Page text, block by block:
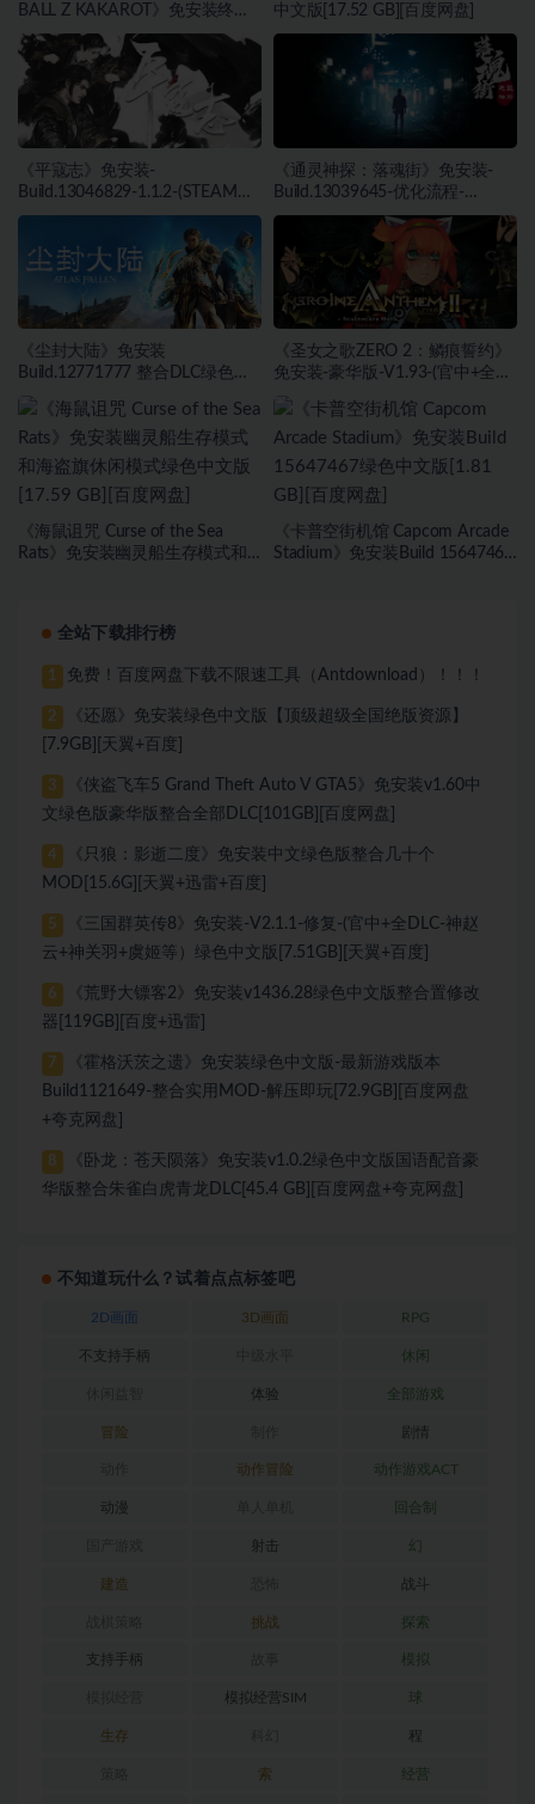
BALL Z KAKAROT》免安装终极
版v2.02绿色中文版[46.97 GB][百
度网盘]
中文版[17.52 GB][百度网盘]
《平寇志》免安装-
Build.13046829-1.1.2-(STEAM官
中)-支持手柄绿色中文版[13.06
《通灵神探：落魂街》免安装-
Build.13039645-优化流程-
(STEAM官中)绿色中文版[6.03
GB][百度网盘]
《尘封大陆》免安装
Build.12771777 整合DLC绿色中
《圣女之歌ZERO 2：鳞痕誓约》
免安装-豪华版-V1.93-(官中+全
文版[15.75 GB][百度网盘]
《海鼠诅咒 Curse of the Sea
Rats》免安装幽灵船生存模式和
《卡普空街机馆 Capcom Arcade
Stadium》免安装Build 15647467
全站下载排行榜
1 免费！百度网盘下载不限速工具（Antdownload）！！！
2
《还愿》免安装绿色中文版【顶级超级全国绝版资源】
[7.9GB][天翼+百度]
3
《侠盗飞车5 Grand Theft Auto V GTA5》免安装v1.60中
文绿色版豪华版整合全部DLC[101GB][百度网盘]
4
《只狼：影逝二度》免安装中文绿色版整合几十个
MOD[15.6G][天翼+迅雷+百度]
5
《三国群英传8》免安装-V2.1.1-修复-(官中+全DLC-神赵
云+神关羽+虞姬等）绿色中文版[7.51GB][天翼+百度]
6
《荒野大镖客2》免安装v1436.28绿色中文版整合置修改
器[119GB][百度+迅雷]
7
《霍格沃茨之遗》免安装绿色中文版-最新游戏版本
Build1121649-整合实用MOD-解压即玩[72.9GB][百度网盘
+夸克网盘]
8
《卧龙：苍天陨落》免安装v1.0.2绿色中文版国语配音豪
华版整合朱雀白虎青龙DLC[45.4 GB][百度网盘+夸克网盘]
不知道玩什么？试着点点标签吧
2D画面 3D画面 RPG
不支持手柄 休闲
体验 全部游戏
冒险 剧情
动作冒险 动作游戏ACT
动漫 回合制
射击 幻
建造 战斗
挑战 探索
支持手柄 模拟
模拟经营SIM 球
生存 程
索 经营